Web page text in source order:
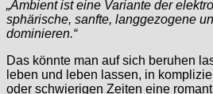
„Ambient ist eine Variante der
sphärische, sanfte, langgezogene
dominieren.“
Das könnte man auf sich beruhen
leben und leben lassen, in
oder schwierigen Zeiten eine